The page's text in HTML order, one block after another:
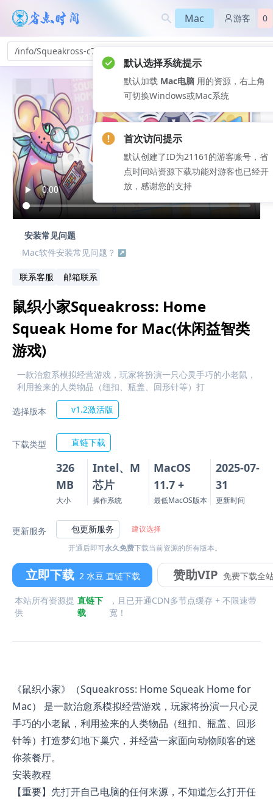
Mac 游客 0
/info/Squeakross-c7_291
安装常见问题
Mac软件安装常见问题？
联系客服 邮箱联系
鼠织小家Squeakross: Home
Squeak Home for Mac(休闲益智类
游戏)
一款治愈系模拟经营游戏，玩家将扮演一只心灵手巧的小老鼠，
利用捡来的人类物品（纽扣、瓶盖、回形针等）打
选择版本 v1.2激活版
下载类型 直链下载
326
MB
大小
Intel、M
芯片
操作系统
MacOS
11.7 +
最低MacOS版本
2025-07-
31
更新时间
更新服务 包更新服务
建议选择
开通后即可永久免费下载当前资源的所有版本。
立即下载 2 水豆 直链下载 赞助VIP 免费下载全
本站所有资源提
供
直链下
载
，且已开通CDN多节点缓存 + 不限速带
宽！
《鼠织小家》（Squeakross: Home Squeak Home for
Mac） 是一款治愈系模拟经营游戏，玩家将扮演一只心灵
手巧的小老鼠，利用捡来的人类物品（纽扣、瓶盖、回形
针等）打造梦幻地下巢穴，并经营一家面向动物顾客的迷
你茶餐厅。
安装教程
【重要】先打开自己电脑的任何来源，不知道怎么打开任
默认选择系统提示
默认加载 Mac电脑 用的资源，右上角
可切换Windows或Mac系统
首次访问提示
默认创建了ID为21161的游客账号，省
点时间站资源下载功能对游客也已经开
放，感谢您的支持